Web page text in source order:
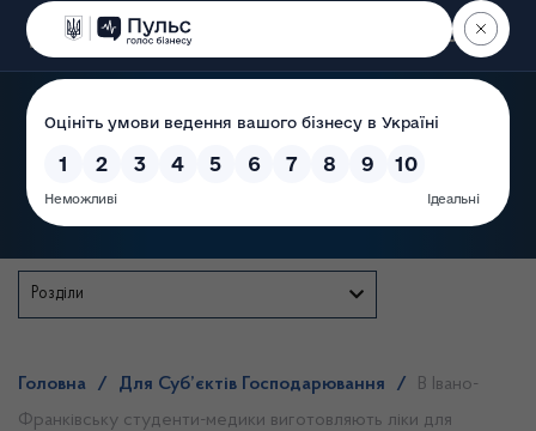
Пошук
Розділи
Головна / Для Суб’єктів Господарювання /
В Івано-
Франківську студенти-медики виготовляють ліки для